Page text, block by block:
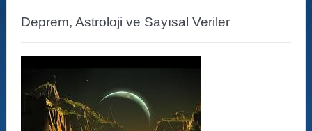
Deprem, Astroloji ve Sayısal Veriler